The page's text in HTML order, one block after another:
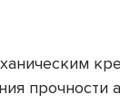
прочности